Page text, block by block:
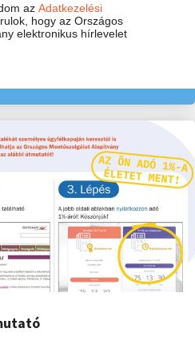
az Adatkezelési
hogy az Országos
elektronikus hírlevelet